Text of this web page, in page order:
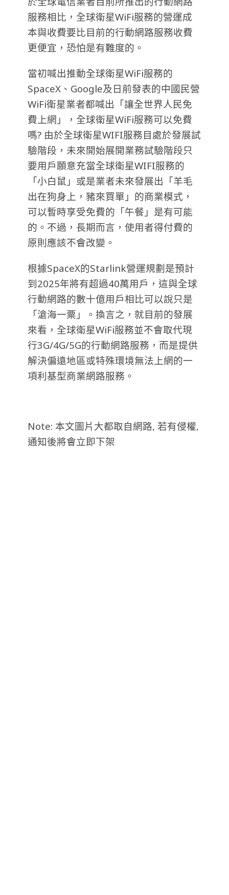
服務相比，全球衛星WiFi服務的營運成
本與收費要比目前的行動網路服務收費
更便宜，恐怕是有難度的。
當初喊出推動全球衛星WiFi服務的
SpaceX、Google及日前發表的中國民營
WiFi衛星業者都喊出「讓全世界人民免
費上網」，全球衛星WiFi服務可以免費
嗎? 由於全球衛星WIFI服務目處於發展試
驗階段，未來開始展開業務試驗階段只
要用戶願意充當全球衛星WIFI服務的
「小白鼠」或是業者未來發展出「羊毛
出在狗身上，豬來買單」的商業模式，
可以暫時享受免費的「午餐」是有可能
的。不過，長期而言，使用者得付費的
原則應該不會改變。
根據SpaceX的Starlink營運規劃是預計
到2025年將有超過40萬用戶，這與全球
行動網路的數十億用戶相比可以說只是
「滄海一粟」。換言之，就目前的發展
來看，全球衛星WiFi服務並不會取代現
行3G/4G/5G的行動網路服務，而是提供
解決偏遠地區或特殊環境無法上網的一
項利基型商業網路服務。
Note: 本文圖片大都取自網路, 若有侵權,
通知後將會立即下架